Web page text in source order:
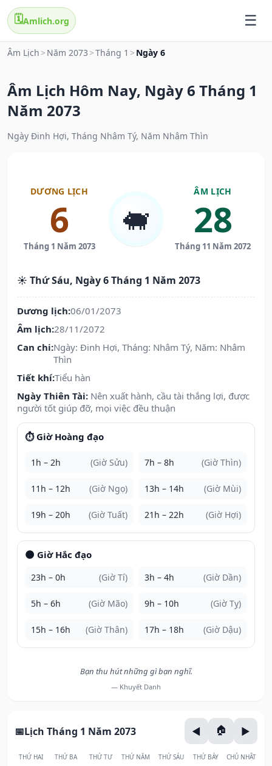
🗓️Amlich.org
Âm Lịch > Năm 2073 >Tháng 1 > Ngày 6
Âm Lịch Hôm Nay, Ngày 6 Tháng 1
Năm 2073
Ngày Đinh Hợi, Tháng Nhâm Tý, Năm Nhâm Thìn
DƯƠNG LỊCH
6
Tháng 1 Năm 2073
🐖
ÂM LỊCH
28
Tháng 11 Năm 2072
☀️ Thứ Sáu, Ngày 6 Tháng 1 Năm 2073
Dương lịch:06/01/2073
Âm lịch:28/11/2072
Can chi:Ngày: Đinh Hợi, Tháng: Nhâm Tý, Năm: Nhâm
Thìn
Tiết khí:Tiểu hàn
Ngày Thiên Tài: Nên xuất hành, cầu tài thắng lợi, được
người tốt giúp đỡ, mọi việc đều thuận
⏱️ Giờ Hoàng đạo
1h – 2h (Giờ Sửu) 7h – 8h (Giờ Thìn)
11h – 12h (Giờ Ngọ) 13h – 14h (Giờ Mùi)
19h – 20h (Giờ Tuất) 21h – 22h (Giờ Hợi)
🌑 Giờ Hắc đạo
23h – 0h (Giờ Tí) 3h – 4h (Giờ Dần)
5h – 6h (Giờ Mão) 9h – 10h (Giờ Tỵ)
15h – 16h (Giờ Thân) 17h – 18h (Giờ Dậu)
Bạn thu hút những gì bạn nghĩ.
— Khuyết Danh
Lịch Tháng 1 Năm 2073
THỨ HAI THỨ BA THỨ TƯ THỨ NĂM THỨ SÁU THỨ BẢY CHỦ NHẬT